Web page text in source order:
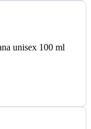
unisex 100 ml